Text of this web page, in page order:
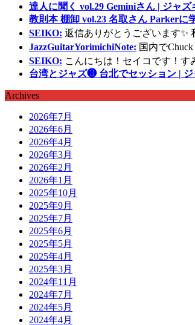
達人に聞く vol.29 Geminiさん | ジャ
教則本 棚卸 vol.23 名取さん Parkerに
SEIKO: 返信ありがとうございます
JazzGuitarYorimichiNote: 国内で
SEIKO: こんにちは！セイコです！
台湾とジャズ❸ 台北でセッション |
Archives
2026年7月
2026年6月
2026年4月
2026年3月
2026年2月
2026年1月
2025年10月
2025年9月
2025年7月
2025年6月
2025年5月
2025年4月
2025年3月
2024年11月
2024年7月
2024年5月
2024年4月